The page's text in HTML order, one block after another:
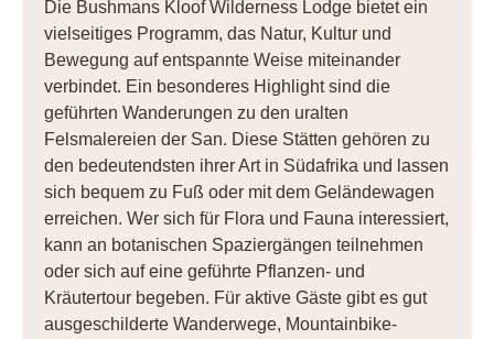
Die Bushmans Kloof Wilderness Lodge bietet ein
vielseitiges Programm, das Natur, Kultur und
Bewegung auf entspannte Weise miteinander
verbindet. Ein besonderes Highlight sind die
geführten Wanderungen zu den uralten
Felsmalereien der San. Diese Stätten gehören zu
den bedeutendsten ihrer Art in Südafrika und lassen
sich bequem zu Fuß oder mit dem Geländewagen
erreichen. Wer sich für Flora und Fauna interessiert,
kann an botanischen Spaziergängen teilnehmen
oder sich auf eine geführte Pflanzen- und
Kräutertour begeben. Für aktive Gäste gibt es gut
ausgeschilderte Wanderwege, Mountainbike-